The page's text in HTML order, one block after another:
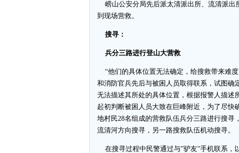
崂山公安分局先后派太清派出所、流清派出
到现场营救。
搜寻：
兵分三路进行登山大营救
“他们的具体位置无法确定，给搜救带来难
和消防官兵先后与被困人员取得联系，试图确
无法描述其所处的具体位置，根据报警人描述
起初判断被困人员大致在巨峰附近，为了尽快
地村民28名组成的营救队伍兵分三路进行搜
流清河方向搜寻，另一路搜救队伍机动搜寻。
在搜寻过程中民警通过与”驴友”手机联系，